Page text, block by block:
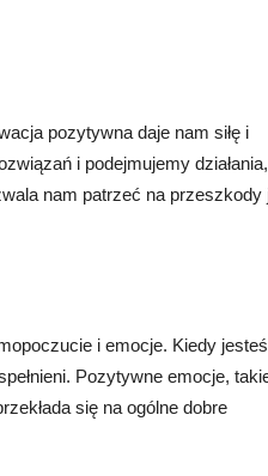
pozytywna daje nam siłę i
i podejmujemy
nam patrzeć na przeszkody
i emocje. Kiedy
Pozytywne emocje,
się na ogólne dobre